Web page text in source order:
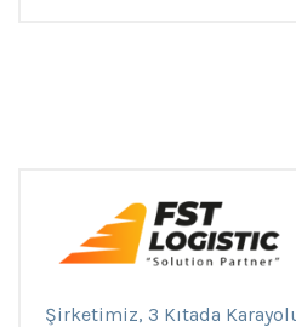
Şirketimiz, 3 Kıtada